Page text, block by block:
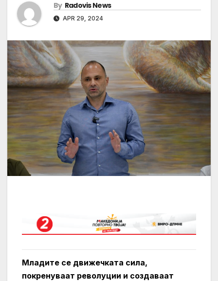
By Radovis News
APR 29, 2024
Младите се движечката сила,
покренуваат револуции и создаваат